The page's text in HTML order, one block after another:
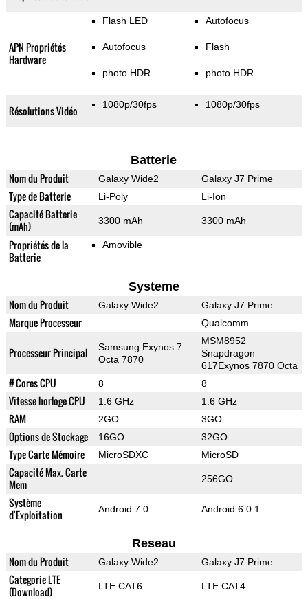
APN Propriétés
Hardware
Flash LED
Autofocus
photo HDR
Autofocus
Flash
photo HDR
Résolutions Vidéo 1080p/30fps 1080p/30fps
Batterie
Nom du Produit Galaxy Wide2 Galaxy J7 Prime
Type de Batterie Li-Poly Li-Ion
Capacité Batterie
(mAh)
3300 mAh 3300 mAh
Propriétés de la
Batterie
Amovible
Systeme
Nom du Produit Galaxy Wide2 Galaxy J7 Prime
Marque Processeur Qualcomm
Processeur Principal
Samsung Exynos 7
Octa 7870
MSM8952
Snapdragon
617Exynos 7870 Octa
# Cores CPU 8 8
Vitesse horloge CPU 1.6 GHz 1.6 GHz
RAM 2GO 3GO
Options de Stockage 16GO 32GO
Type Carte Mémoire MicroSDXC MicroSD
Capacité Max. Carte
Mem
256GO
Système
d'Exploitation
Android 7.0 Android 6.0.1
Reseau
Nom du Produit Galaxy Wide2 Galaxy J7 Prime
Categorie LTE
(Download)
LTE CAT6 LTE CAT4